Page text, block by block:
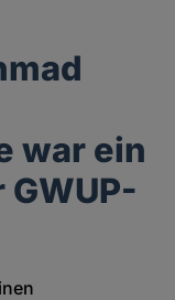
war ein